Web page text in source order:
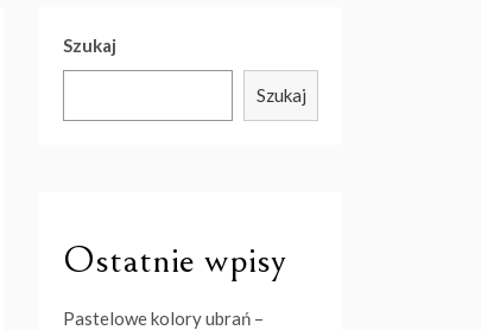
Szukaj
Szukaj
Ostatnie wpisy
Pastelowe kolory ubrań –